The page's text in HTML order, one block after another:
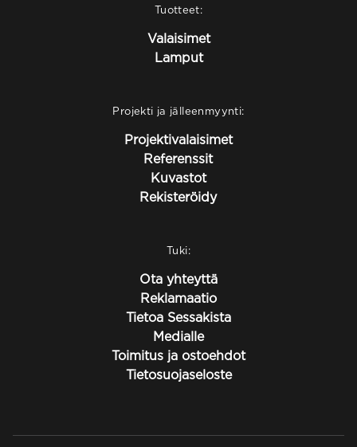
Tuotteet:
Valaisimet
Lamput
Projekti ja jälleenmyynti:
Projektivalaisimet
Referenssit
Kuvastot
Rekisteröidy
Tuki:
Ota yhteyttä
Reklamaatio
Tietoa Sessakista
Medialle
Toimitus ja ostoehdot
Tietosuojaseloste